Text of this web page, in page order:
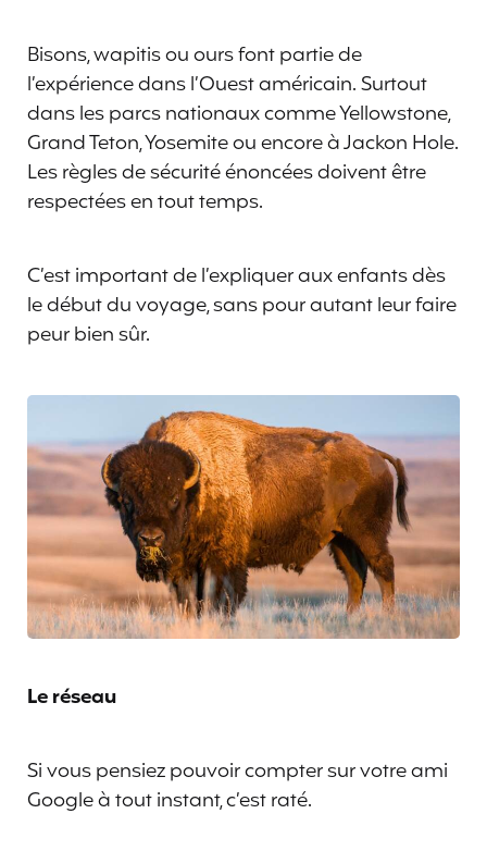
Bisons, wapitis ou ours font partie de
l’expérience dans l’Ouest américain. Surtout
dans les parcs nationaux comme Yellowstone,
Grand Teton, Yosemite ou encore à Jackon Hole.
Les règles de sécurité énoncées doivent être
respectées en tout temps.
C’est important de l’expliquer aux enfants dès
le début du voyage, sans pour autant leur faire
peur bien sûr.
Le réseau
Si vous pensiez pouvoir compter sur votre ami
Google à tout instant, c’est raté.